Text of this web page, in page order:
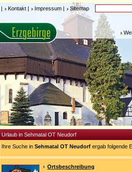
| Kontakt | Impressum | Sitemap
Urlaub in Sehmatal OT Neudorf
Ihre Suche in Sehmatal OT Neudorf ergab folgende
Ortsbeschreibung